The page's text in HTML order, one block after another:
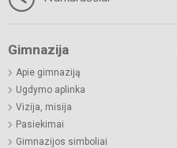
Gimnazija
Apie gimnaziją
Ugdymo aplinka
Vizija, misija
Pasiekimai
Gimnazijos simboliai